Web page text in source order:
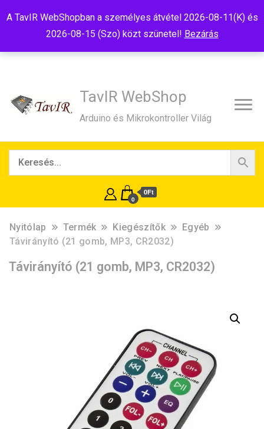
A TavIR WebShopban a személyes átvétel 2026-08-11(K) és
2026-08-15 (Szo) közt szünetel! Bezárás
TavIR WebShop
Arduino és Mikrokontroller Világ
0
0Ft
Nyitólap Termék Kiegészítők
Egyéb
Távirányító (21 gomb, MP3, CR2032)
Távirányító (21 gomb, MP3, CR2032)